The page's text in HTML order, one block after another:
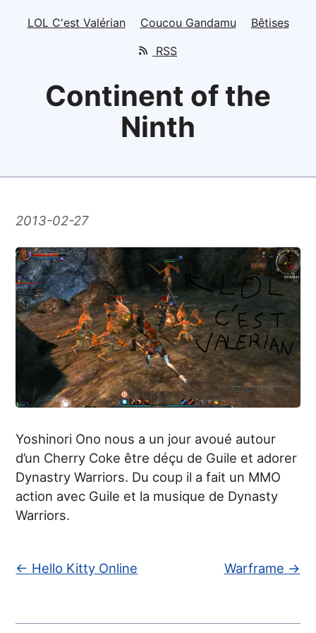
LOL C'est Valérian Coucou Gandamu
Bêtises
RSS
Continent of the
Ninth
2013-02-27
Yoshinori Ono nous a un jour avoué autour
d’un Cherry Coke être déçu de Guile et adorer
Dynastry Warriors. Du coup il a fait un MMO
action avec Guile et la musique de Dynasty
Warriors.
← Hello Kitty Online Warframe →